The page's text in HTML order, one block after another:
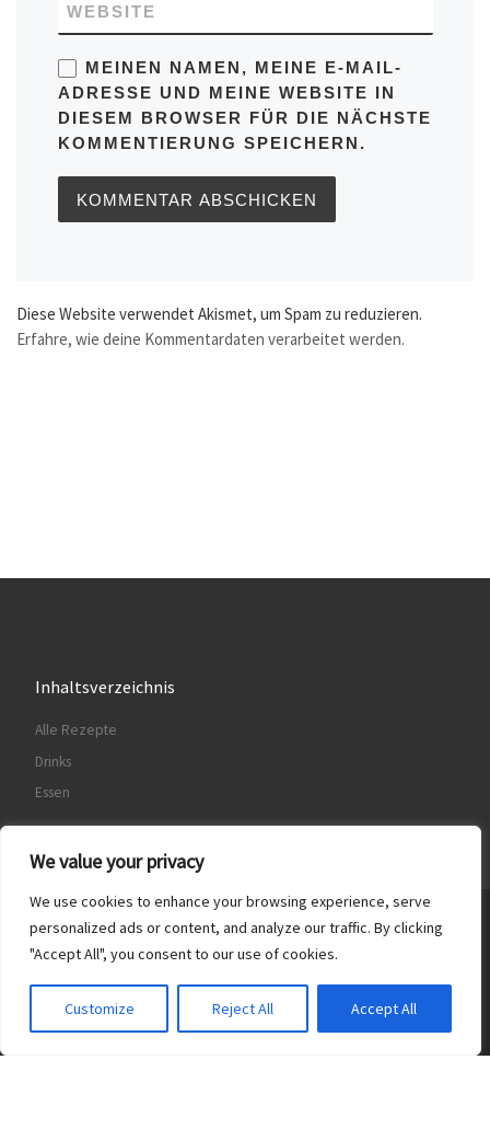
We value your privacy
We use cookies to enhance your browsing experience, serve
personalized ads or content, and analyze our traffic. By clicking
"Accept All", you consent to our use of cookies.
Customize Reject All Accept All
WEBSITE
MEINEN NAMEN, MEINE E-MAIL-
ADRESSE UND MEINE WEBSITE IN
DIESEM BROWSER FÜR DIE NÄCHSTE
KOMMENTIERUNG SPEICHERN.
Diese Website verwendet Akismet, um Spam zu reduzieren.
Erfahre, wie deine Kommentardaten verarbeitet werden.
Inhaltsverzeichnis
Alle Rezepte
Drinks
Essen
© 2026Food & Drinks– Alle Rechte vorbehalten
Präsentiert vonWP– Entworfen mit demCustomizr-Theme
Translate »